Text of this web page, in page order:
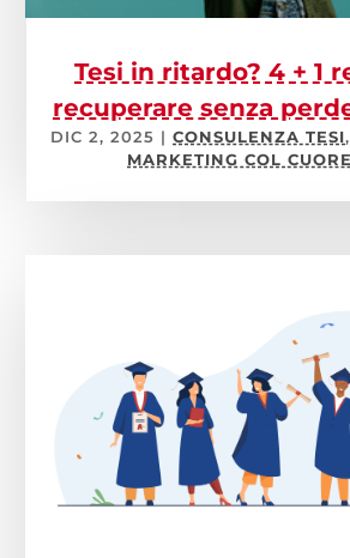
Tesi in ritardo? 4 + 1
recuperare senza
DIC 2, 2025 | CONSULENZA TESI,
MARKETING COL